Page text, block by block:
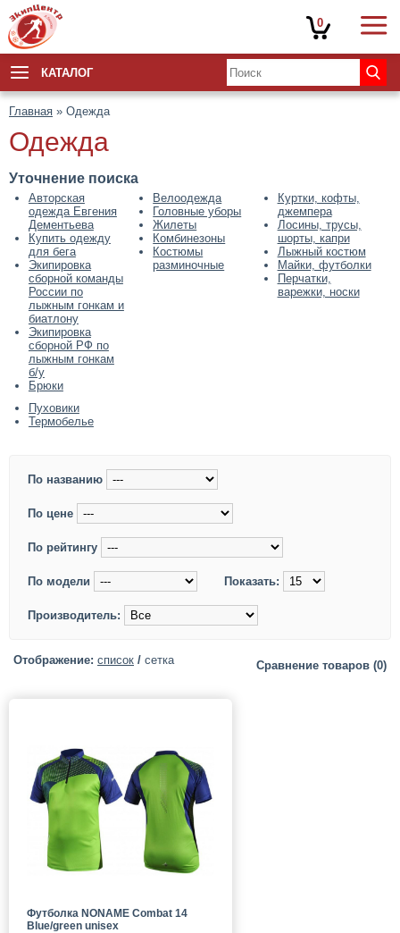
КАТАЛОГ
Главная » Одежда
Одежда
Уточнение поиска
Авторская
одежда Евгения
Дементьева
Купить одежду
для бега
Экипировка
сборной команды
России по
лыжным гонкам и
биатлону
Экипировка
сборной РФ по
лыжным гонкам
б/у
Брюки
Велоодежда
Головные уборы
Жилеты
Комбинезоны
Костюмы
разминочные
Куртки, кофты,
джемпера
Лосины, трусы,
шорты, капри
Лыжный костюм
Майки, футболки
Перчатки,
варежки, носки
Пуховики
Термобелье
По названию
По цене
По рейтингу
По модели Показать:
Производитель:
Сравнение товаров (0)
Отображение: список / сетка
Футболка NONAME Combat 14
Blue/green unisex
0